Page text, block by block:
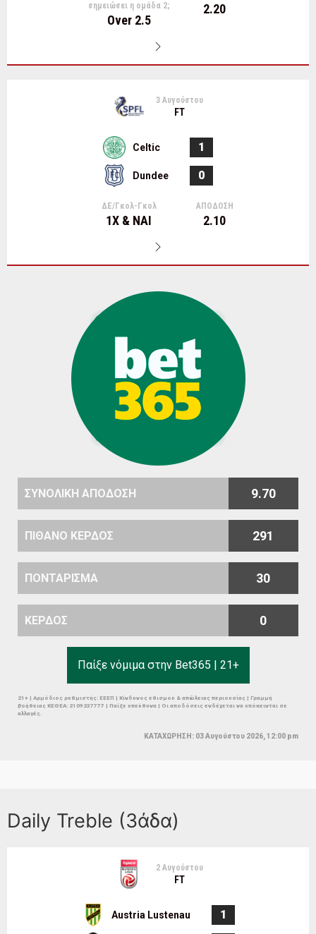
σημειώσει η ομάδα 2;
Over 2.5
2.20
3 Αυγούστου
FT
Celtic
Dundee
1
0
ΔΕ/Γκολ-Γκολ
1Χ & ΝΑΙ
ΑΠΟΔΟΣΗ
2.10
ΣΥΝΟΛΙΚΗ ΑΠΟΔΟΣΗ 9.70
ΠΙΘΑΝΟ ΚΕΡΔΟΣ 291
ΠΟΝΤΑΡΙΣΜΑ 30
ΚΕΡΔΟΣ 0
Παίξε νόμιμα στην Bet365 | 21+
21+ | Αρμόδιος ρυθμιστής: ΕΕΕΠ | Κίνδυνος εθισμού & απώλειας περιουσίας | Γραμμή
βοήθειας ΚΕΘΕΑ: 2109237777 | Παίξε υπεύθυνα | Οι αποδόσεις ενδέχεται να υπόκεινται σε
αλλαγές.
ΚΑΤΑΧΩΡΗΣΗ: 03 Αυγούστου 2026, 12:00 pm
Daily Treble (3άδα)
2 Αυγούστου
FT
Austria Lustenau 1